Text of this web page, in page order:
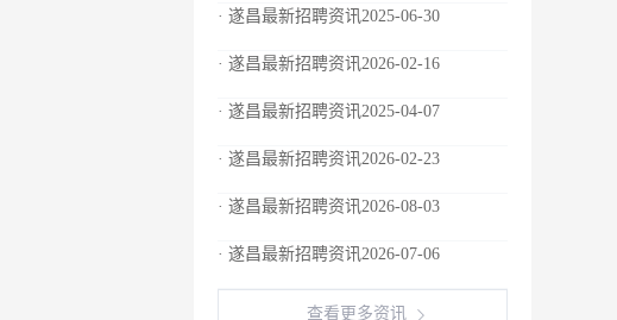
· 遂昌最新招聘资讯2025-06-30
· 遂昌最新招聘资讯2026-02-16
· 遂昌最新招聘资讯2025-04-07
· 遂昌最新招聘资讯2026-02-23
· 遂昌最新招聘资讯2026-08-03
· 遂昌最新招聘资讯2026-07-06
查看更多资讯